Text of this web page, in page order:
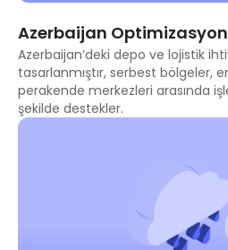
Azerbaijan
Azerbaijan’deki depo ve lojistik
tasarlanmıştır, serbest bölgeler,
perakende merkezleri arasında
şekilde destekler.